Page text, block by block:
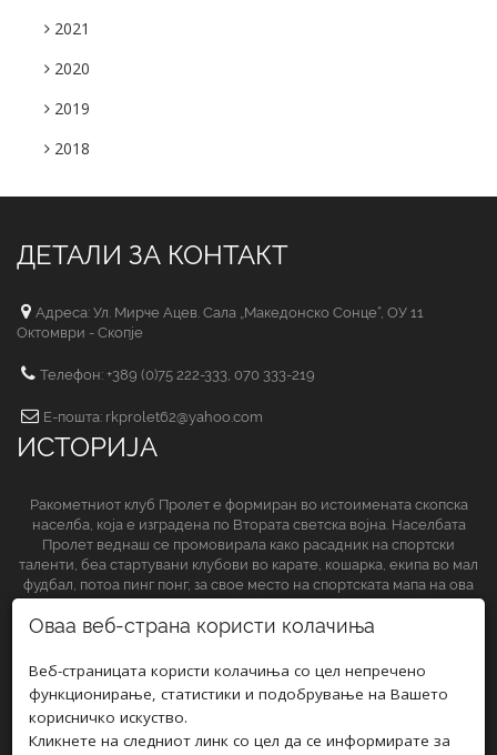
2021
2020
2019
2018
ДЕТАЛИ ЗА КОНТАКТ
Адреса: Ул. Мирче Ацев. Сала „Македонско Сонце“, ОУ 11
Октомври - Скопје
Телефон: +389 (0)75 222-333, 070 333-219
Е-пошта: rkprolet62@yahoo.com
ИСТОРИЈА
Ракометниот клуб Пролет е формиран во истоимената скопска
населба, која е изградена по Втората светска војна. Населбата
Пролет веднаш се промовирала како расадник на спортски
таленти, беа стартувани клубови во карате, кошарка, екипа во мал
фудбал, потоа пинг понг, за свое место на спортската мапа на ова
спортско друштво да обезбеди и ракометниот клуб.
СЛЕДЕТЕ НЀ НА
Оваа веб-страна користи колачиња
Веб-страницата користи колачиња со цел непречено
функционирање, статистики и подобрување на Вашето
корисничко искуство.
Кликнете на следниот линк со цел да се информирате за